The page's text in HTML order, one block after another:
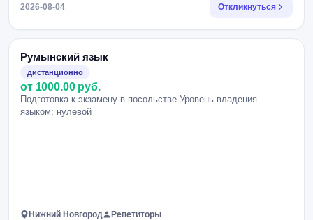
2026-08-04 Откликнуться
Румынский язык
дистанционно
от 1000.00 руб.
Подготовка к экзамену в посольстве Уровень владения
языком: нулевой
Нижний Новгород Репетиторы